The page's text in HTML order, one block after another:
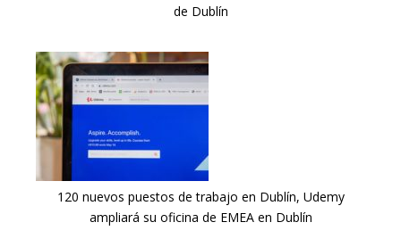
de Dublín
120 nuevos puestos de trabajo en Dublín, Udemy
ampliará su oficina de EMEA en Dublín